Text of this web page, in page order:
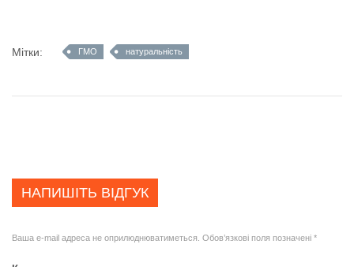
Мітки: ГМО натуральність
НАПИШІТЬ ВІДГУК
Ваша e-mail адреса не оприлюднюватиметься. Обов’язкові поля позначені *